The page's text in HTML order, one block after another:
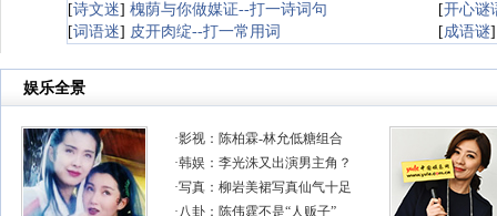
[诗文迷] 槐荫与你做媒证--打一诗词句 [开心谜
[词语迷] 皮开肉绽--打一常用词 [成语谜